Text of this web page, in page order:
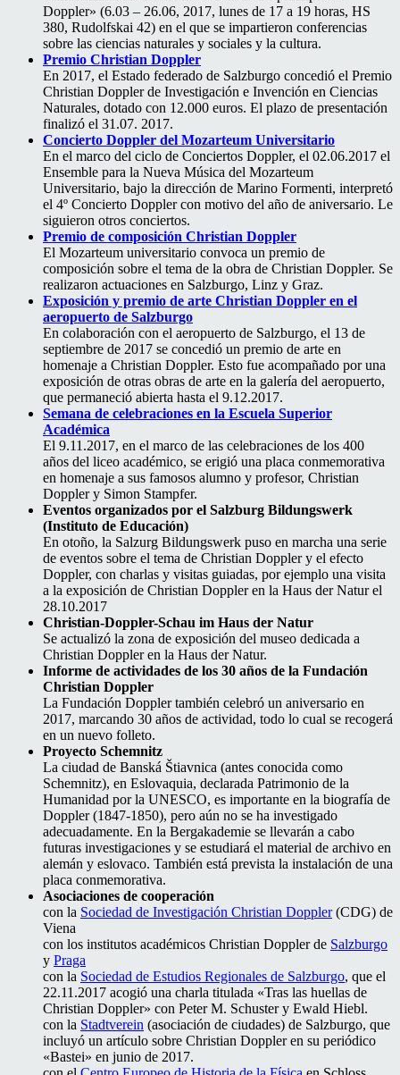
Doppler» (6.03 – 26.06, 2017, lunes de 17 a 19 horas, HS
380, Rudolfskai 42) en el que se impartieron conferencias
sobre las ciencias naturales y sociales y la cultura.
Premio Christian Doppler
En 2017, el Estado federado de Salzburgo concedió el Premio
Christian Doppler de Investigación e Invención en Ciencias
Naturales, dotado con 12.000 euros. El plazo de presentación
finalizó el 31.07. 2017.
Concierto Doppler del Mozarteum Universitario
En el marco del ciclo de Conciertos Doppler, el 02.06.2017 el
Ensemble para la Nueva Música del Mozarteum
Universitario, bajo la dirección de Marino Formenti, interpretó
el 4º Concierto Doppler con motivo del año de aniversario. Le
siguieron otros conciertos.
Premio de composición Christian Doppler
El Mozarteum universitario convoca un premio de
composición sobre el tema de la obra de Christian Doppler. Se
realizaron actuaciones en Salzburgo, Linz y Graz.
Exposición y premio de arte Christian Doppler en el
aeropuerto de Salzburgo
En colaboración con el aeropuerto de Salzburgo, el 13 de
septiembre de 2017 se concedió un premio de arte en
homenaje a Christian Doppler. Esto fue acompañado por una
exposición de otras obras de arte en la galería del aeropuerto,
que permaneció abierta hasta el 9.12.2017.
Semana de celebraciones en la Escuela Superior
Académica
El 9.11.2017, en el marco de las celebraciones de los 400
años del liceo académico, se erigió una placa conmemorativa
en homenaje a sus famosos alumno y profesor, Christian
Doppler y Simon Stampfer.
Eventos organizados por el Salzburg Bildungswerk
(Instituto de Educación)
En otoño, la Salzurg Bildungswerk puso en marcha una serie
de eventos sobre el tema de Christian Doppler y el efecto
Doppler, con charlas y visitas guiadas, por ejemplo una visita
a la exposición de Christian Doppler en la Haus der Natur el
28.10.2017
Christian-Doppler-Schau im Haus der Natur
Se actualizó la zona de exposición del museo dedicada a
Christian Doppler en la Haus der Natur.
Informe de actividades de los 30 años de la Fundación
Christian Doppler
La Fundación Doppler también celebró un aniversario en
2017, marcando 30 años de actividad, todo lo cual se recogerá
en un nuevo folleto.
Proyecto Schemnitz
La ciudad de Banská Štiavnica (antes conocida como
Schemnitz), en Eslovaquia, declarada Patrimonio de la
Humanidad por la UNESCO, es importante en la biografía de
Doppler (1847-1850), pero aún no se ha investigado
adecuadamente. En la Bergakademie se llevarán a cabo
futuras investigaciones y se estudiará el material de archivo en
alemán y eslovaco. También está prevista la instalación de una
placa conmemorativa.
Asociaciones de cooperación
con la Sociedad de Investigación Christian Doppler(CDG) de
Viena
con los institutos académicos Christian Doppler de Salzburgo
y Praga
con la Sociedad de Estudios Regionales de Salzburgo, que el
22.11.2017 acogió una charla titulada «Tras las huellas de
Christian Doppler» con Peter M. Schuster y Ewald Hiebl.
con la Stadtverein (asociación de ciudades) de Salzburgo, que
incluyó un artículo sobre Christian Doppler en su periódico
«Bastei» en junio de 2017.